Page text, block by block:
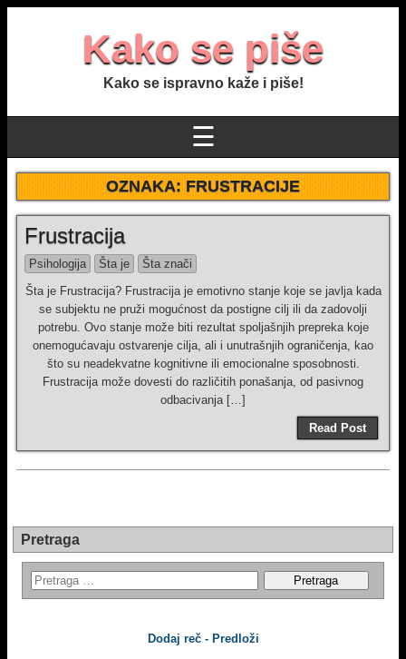
Kako se piše
Kako se ispravno kaže i piše!
☰
OZNAKA:FRUSTRACIJE
Frustracija
Psihologija Šta je
Šta znači
Šta je Frustracija? Frustracija je emotivno stanje koje se javlja kada
se subjektu ne pruži mogućnost da postigne cilj ili da zadovolji
potrebu. Ovo stanje može biti rezultat spoljašnjih prepreka koje
onemogućavaju ostvarenje cilja, ali i unutrašnjih ograničenja, kao
što su neadekvatne kognitivne ili emocionalne sposobnosti.
Frustracija može dovesti do različitih ponašanja, od pasivnog
odbacivanja […]
Read Post
Pretraga
Dodaj reč - Predloži